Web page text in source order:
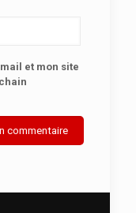
et mon site